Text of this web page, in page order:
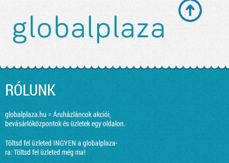
RÓLUNK
globalplaza.hu = Áruházláncok akciói,
bevásárlóközpontok és üzletek egy oldalon.
Töltsd fel üzleted INGYEN a globalplaza-
ra:Töltsd fel üzleted még ma!